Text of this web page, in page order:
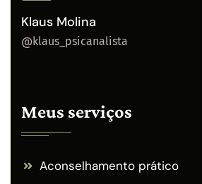
Klaus Molina
@klaus_psicanalista
Meus serviços
Aconselhamento prático